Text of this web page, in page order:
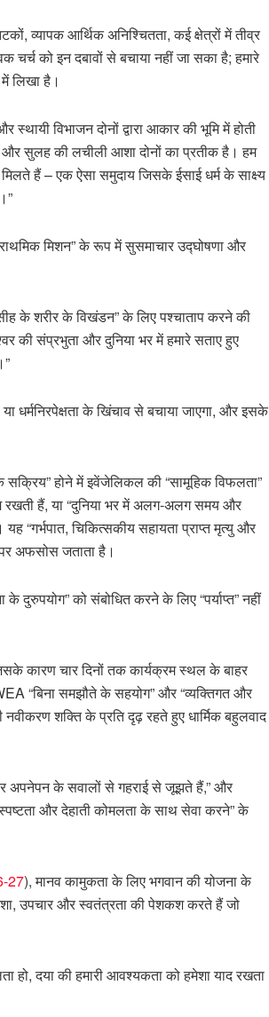
व्यापक आर्थिक अनिश्चितता, कई क्षेत्रों में तीव्र
चर्च को इन दबावों से बचाया नहीं जा सका है; हमारे
लिखा है।
विभाजन दोनों द्वारा आकार की भूमि में होती
और सुलह की लचीली आशा दोनों का प्रतीक है। हम
हैं – एक ऐसा समुदाय जिसके ईसाई धर्म के साक्ष्य
मिशन” के रूप में सुसमाचार उद्घोषणा और
के शरीर के विखंडन” के लिए पश्चाताप करने की
की संप्रभुता और दुनिया भर में हमारे सताए हुए
धर्मनिरपेक्षता के खिंचाव से बचाया जाएगा, और इसके
सक्रिय” होने में इवेंजेलिकल की “सामूहिक विफलता”
रखती हैं, या “दुनिया भर में अलग-अलग समय और
“गर्भपात, चिकित्सकीय सहायता प्राप्त मृत्यु और
अफसोस जताता है।
के दुरुपयोग” को संबोधित करने के लिए “पर्याप्त” नहीं
कारण चार दिनों तक कार्यक्रम स्थल के बाहर
“बिना समझौते के सहयोग” और “व्यक्तिगत और
नवीकरण शक्ति के प्रति दृढ़ रहते हुए धार्मिक बहुलवाद
अपनेपन के सवालों से गहराई से जूझते हैं,” और
और देहाती कोमलता के साथ सेवा करने” के
27), मानव कामुकता के लिए भगवान की योजना के
उपचार और स्वतंत्रता की पेशकश करते हैं जो
हो, दया की हमारी आवश्यकता को हमेशा याद रखता